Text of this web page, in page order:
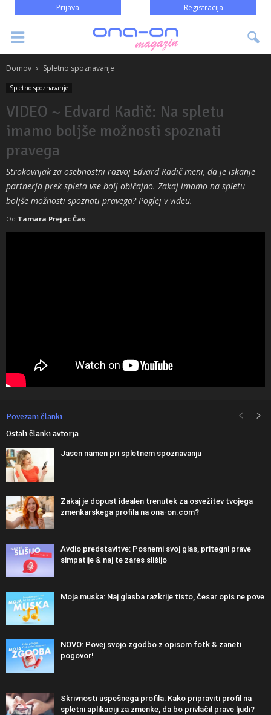
Prijava Registracija
Domov Spletno spoznavanje
Spletno spoznavanje
VIDEO ~ Edvard Kadič: Na spletu
imamo boljše možnosti spoznati
pravega
Strokovnjak za osebnostni razvoj Edvard Kadič meni, da je iskanje
partnerja prek spleta vse bolj običajno. Zakaj imamo na spletu
boljše možnosti spoznati pravega? Poglej v videu.
Od Tamara Prejac Čas
Povezani članki
Ostali članki avtorja
Jasen namen pri spletnem spoznavanju
Zakaj je dopust idealen trenutek za osvežitev tvojega
zmenkarskega profila na ona-on.com?
Avdio predstavitve: Posnemi svoj glas, pritegni prave
simpatije & naj te zares slišijo
Moja muska: Naj glasba razkrije tisto, česar opis ne pove
NOVO: Povej svojo zgodbo z opisom fotk & zaneti
pogovor!
Skrivnosti uspešnega profila: Kako pripraviti profil na
spletni aplikaciji za zmenke, da bo privlačil prave ljudi?